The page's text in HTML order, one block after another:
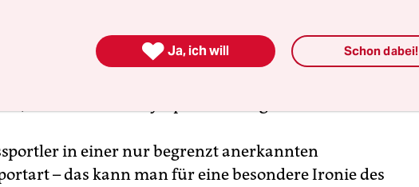
unsichtbaren Angreifer auszuschalten. Der
wird in Tokio nur ein Gastspiel gewährt. In vier
in einer nur begrenzt anerkannten
– das kann man für eine besondere Ironie des
 Ja, ich will Schon dabei!